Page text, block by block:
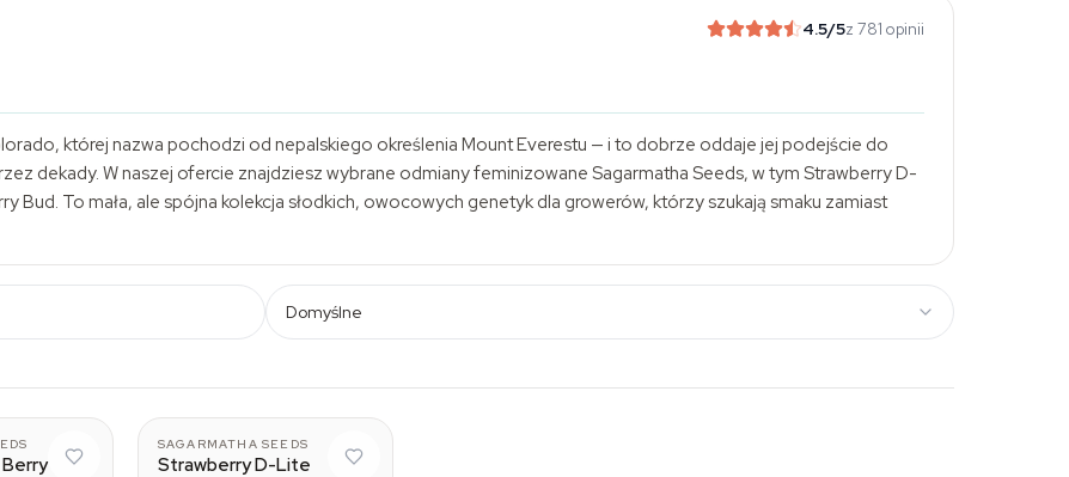
4.5/5z 781 opinii
której nazwa pochodzi od nepalskiego określenia Mount Everestu — i to dobrze oddaje jej podejście do
dekady. W naszej ofercie znajdziesz wybrane odmiany feminizowane Sagarmatha Seeds, w tym Strawberry D-
Bud. To mała, ale spójna kolekcja słodkich, owocowych genetyk dla growerów, którzy szukają smaku zamiast
Domyślne
SAGARMATHA SEEDS
Strawberry D-Lite